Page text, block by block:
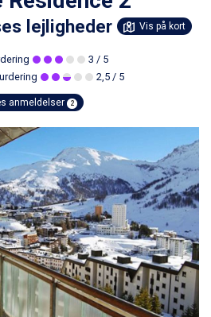
lejligheder Vis på kort
3 / 5
2,5/ 5
anmeldelser 2